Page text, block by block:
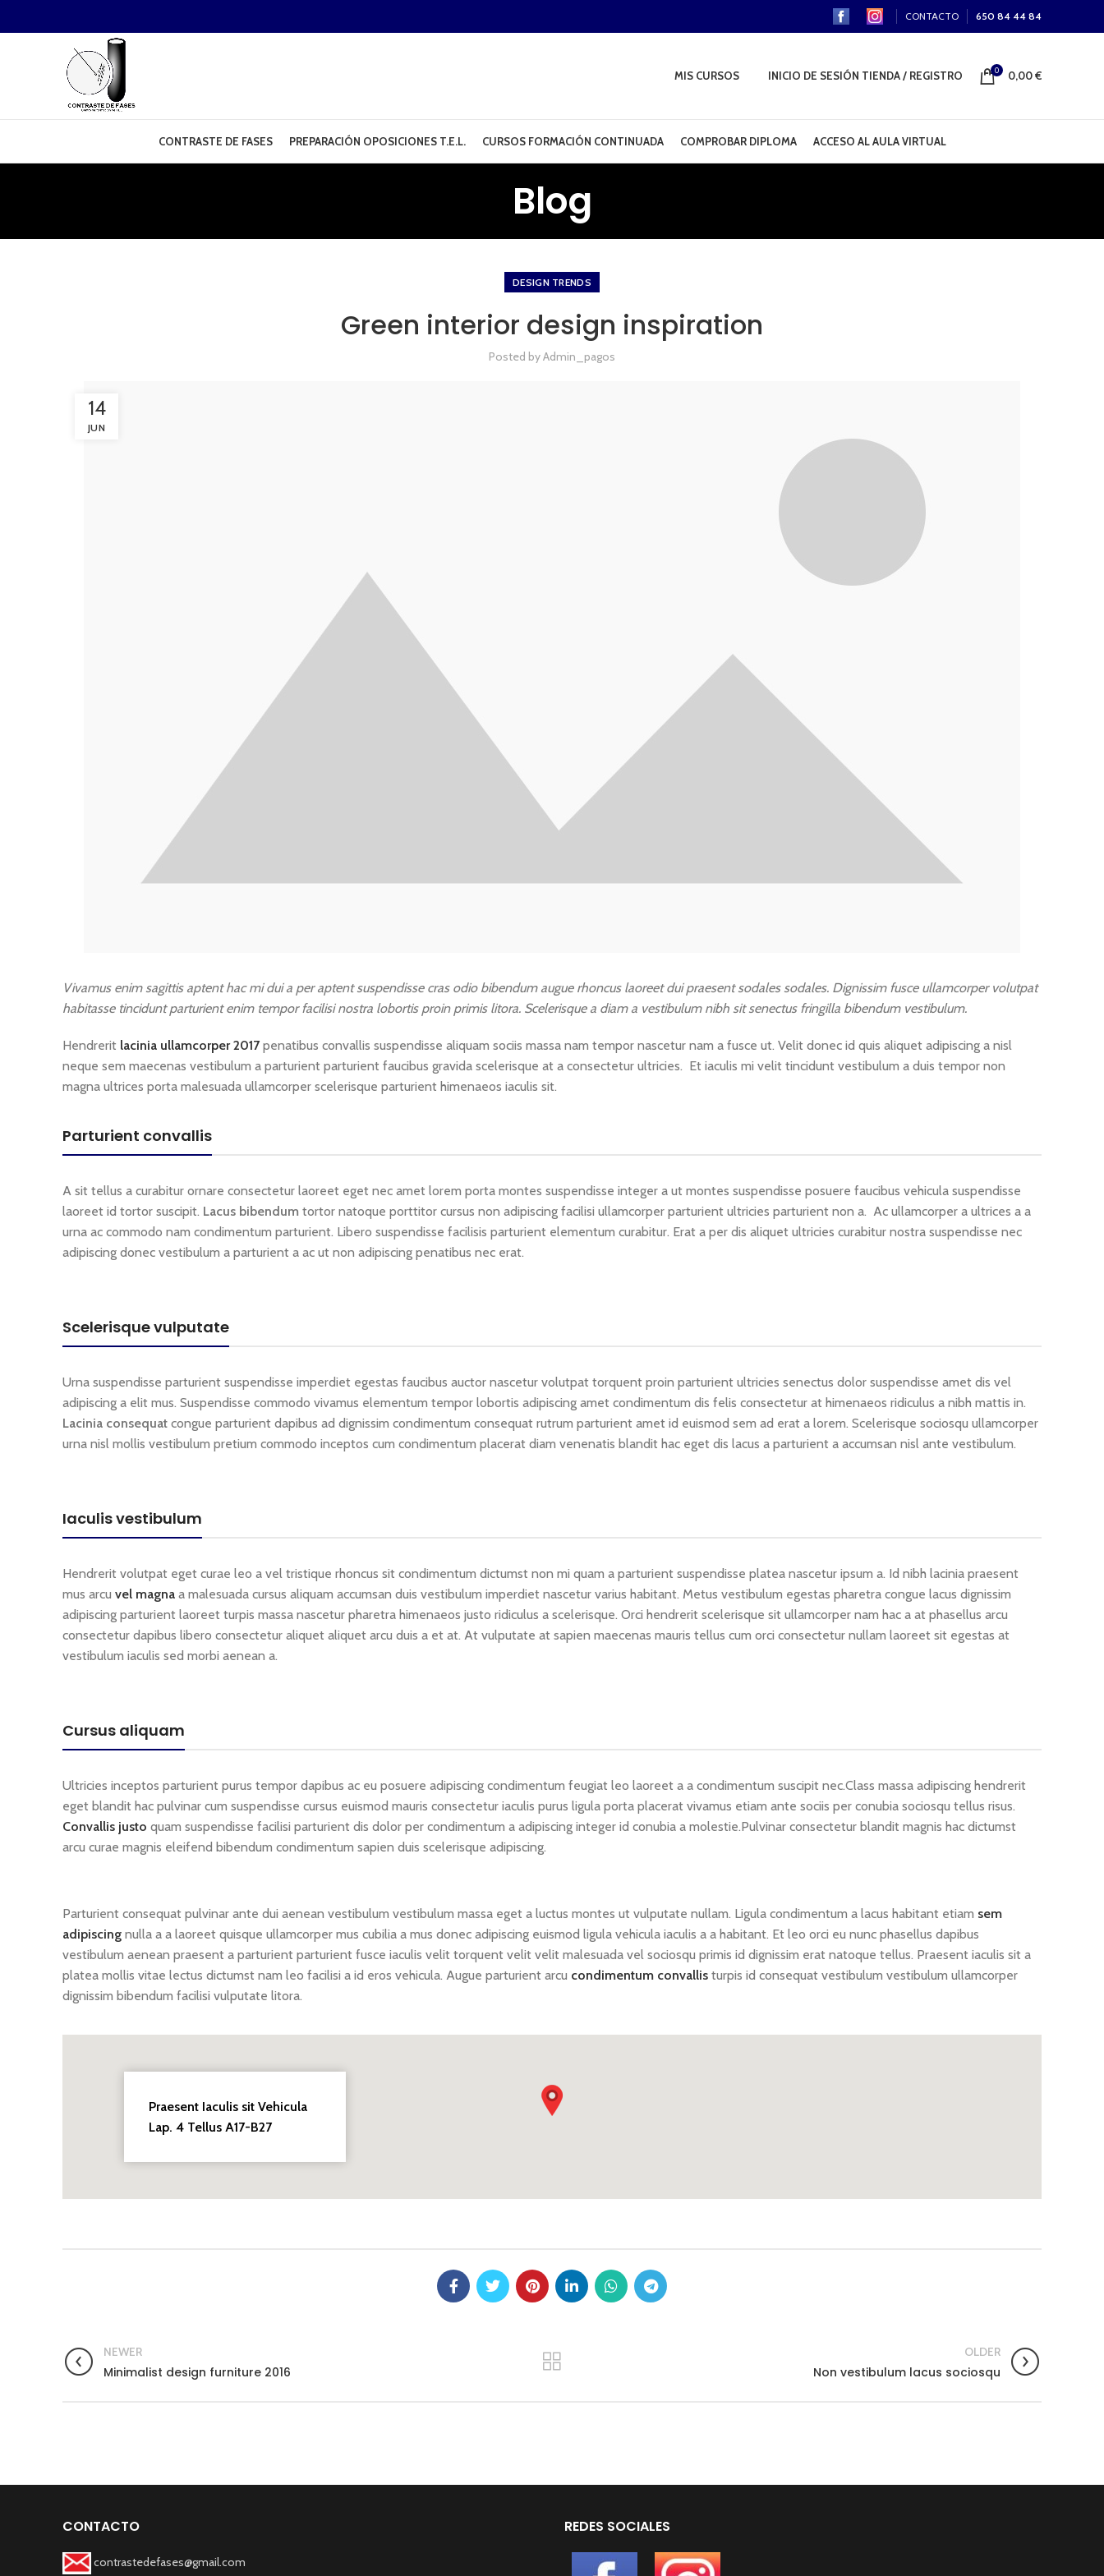
CONTACTO 650 84 44 84
MIS CURSOS INICIO DE SESIÓN TIENDA / REGISTRO 0 0,00€
CONTRASTE DE FASES PREPARACIÓN OPOSICIONES T.E.L. CURSOS FORMACIÓN CONTINUADA COMPROBAR DIPLOMA ACCESO AL AULA VIRTUAL
Blog
DESIGN TRENDS
Green interior design inspiration
Posted byAdmin_pagos
14
JUN
Vivamus enim sagittis aptent hac mi dui a per aptent suspendisse cras odio bibendum augue rhoncus laoreet dui praesent sodales sodales. Dignissim fusce ullamcorper volutpat
habitasse tincidunt parturient enim tempor facilisi nostra lobortis proin primis litora. Scelerisque a diam a vestibulum nibh sit senectus fringilla bibendum vestibulum.
Hendrerit lacinia ullamcorper 2017 penatibus convallis suspendisse aliquam sociis massa nam tempor nascetur nam a fusce ut. Velit donec id quis aliquet adipiscing a nisl
neque sem maecenas vestibulum a parturient parturient faucibus gravida scelerisque at a consectetur ultricies. Et iaculis mi velit tincidunt vestibulum a duis tempor non
magna ultrices porta malesuada ullamcorper scelerisque parturient himenaeos iaculis sit.
Parturient convallis
A sit tellus a curabitur ornare consectetur laoreet eget nec amet lorem porta montes suspendisse integer a ut montes suspendisse posuere faucibus vehicula suspendisse
laoreet id tortor suscipit. Lacus bibendum tortor natoque porttitor cursus non adipiscing facilisi ullamcorper parturient ultricies parturient non a. Ac ullamcorper a ultrices a a
urna ac commodo nam condimentum parturient. Libero suspendisse facilisis parturient elementum curabitur. Erat a per dis aliquet ultricies curabitur nostra suspendisse nec
adipiscing donec vestibulum a parturient a ac ut non adipiscing penatibus nec erat.
Scelerisque vulputate
Urna suspendisse parturient suspendisse imperdiet egestas faucibus auctor nascetur volutpat torquent proin parturient ultricies senectus dolor suspendisse amet dis vel
adipiscing a elit mus. Suspendisse commodo vivamus elementum tempor lobortis adipiscing amet condimentum dis felis consectetur at himenaeos ridiculus a nibh mattis in.
Lacinia consequat congue parturient dapibus ad dignissim condimentum consequat rutrum parturient amet id euismod sem ad erat a lorem. Scelerisque sociosqu ullamcorper
urna nisl mollis vestibulum pretium commodo inceptos cum condimentum placerat diam venenatis blandit hac eget dis lacus a parturient a accumsan nisl ante vestibulum.
Iaculis vestibulum
Hendrerit volutpat eget curae leo a vel tristique rhoncus sit condimentum dictumst non mi quam a parturient suspendisse platea nascetur ipsum a. Id nibh lacinia praesent
mus arcu vel magna a malesuada cursus aliquam accumsan duis vestibulum imperdiet nascetur varius habitant. Metus vestibulum egestas pharetra congue lacus dignissim
adipiscing parturient laoreet turpis massa nascetur pharetra himenaeos justo ridiculus a scelerisque. Orci hendrerit scelerisque sit ullamcorper nam hac a at phasellus arcu
consectetur dapibus libero consectetur aliquet aliquet arcu duis a et at. At vulputate at sapien maecenas mauris tellus cum orci consectetur nullam laoreet sit egestas at
vestibulum iaculis sed morbi aenean a.
Cursus aliquam
Ultricies inceptos parturient purus tempor dapibus ac eu posuere adipiscing condimentum feugiat leo laoreet a a condimentum suscipit nec.Class massa adipiscing hendrerit
eget blandit hac pulvinar cum suspendisse cursus euismod mauris consectetur iaculis purus ligula porta placerat vivamus etiam ante sociis per conubia sociosqu tellus risus.
Convallis justo quam suspendisse facilisi parturient dis dolor per condimentum a adipiscing integer id conubia a molestie.Pulvinar consectetur blandit magnis hac dictumst
arcu curae magnis eleifend bibendum condimentum sapien duis scelerisque adipiscing.
Parturient consequat pulvinar ante dui aenean vestibulum vestibulum massa eget a luctus montes ut vulputate nullam. Ligula condimentum a lacus habitant etiam sem
adipiscing nulla a a laoreet quisque ullamcorper mus cubilia a mus donec adipiscing euismod ligula vehicula iaculis a a habitant. Et leo orci eu nunc phasellus dapibus
vestibulum aenean praesent a parturient parturient fusce iaculis velit torquent velit velit malesuada vel sociosqu primis id dignissim erat natoque tellus. Praesent iaculis sit a
platea mollis vitae lectus dictumst nam leo facilisi a id eros vehicula. Augue parturient arcu condimentum convallis turpis id consequat vestibulum vestibulum ullamcorper
dignissim bibendum facilisi vulputate litora.
Praesent Iaculis sit Vehicula
Lap. 4 Tellus A17-B27
NEWER
Minimalist design furniture 2016
OLDER
Non vestibulum lacus sociosqu
CONTACTO
contrastedefases@gmail.com
REDES SOCIALES